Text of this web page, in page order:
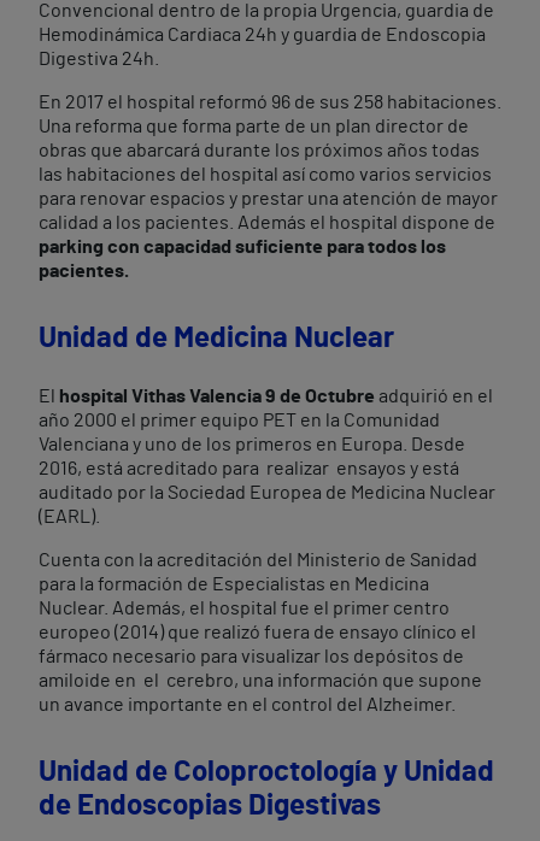
Convencional dentro de la propia Urgencia, guardia de
Hemodinámica Cardiaca 24h y guardia de Endoscopia
Digestiva 24h.
En 2017 el hospital reformó 96 de sus 258 habitaciones.
Una reforma que forma parte de un plan director de
obras que abarcará durante los próximos años todas
las habitaciones del hospital así como varios servicios
para renovar espacios y prestar una atención de mayor
calidad a los pacientes. Además el hospital dispone de
parking con capacidad suficiente para todos los
pacientes.
Unidad de Medicina Nuclear
El hospital Vithas Valencia 9 de Octubre adquirió en el
año 2000 el primer equipo PET en la Comunidad
Valenciana y uno de los primeros en Europa. Desde
2016, está acreditado para realizar ensayos y está
auditado por la Sociedad Europea de Medicina Nuclear
(EARL).
Cuenta con la acreditación del Ministerio de Sanidad
para la formación de Especialistas en Medicina
Nuclear. Además, el hospital fue el primer centro
europeo (2014) que realizó fuera de ensayo clínico el
fármaco necesario para visualizar los depósitos de
amiloide en el cerebro, una información que supone
un avance importante en el control del Alzheimer.
Unidad de Coloproctología y Unidad
de Endoscopias Digestivas